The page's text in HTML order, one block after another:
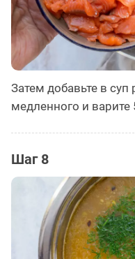
Затем добавьте в
медленного и варите
Шаг 8